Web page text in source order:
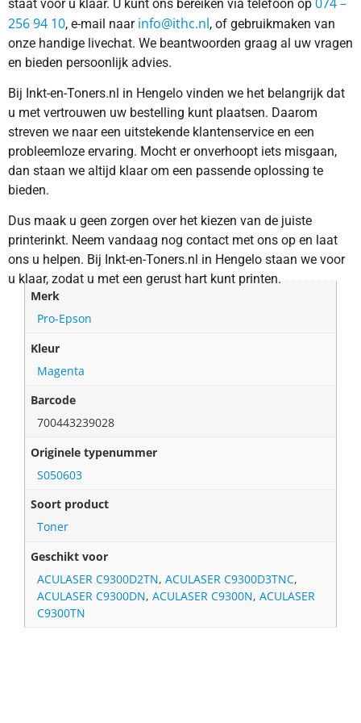
staat voor u klaar. U kunt ons bereiken via telefoon op
256 94 10, e-mail naar info@ithc.nl, of gebruikmaken van
onze handige livechat. We beantwoorden graag al uw vragen
en bieden persoonlijk advies.
Bij Inkt-en-Toners.nl in Hengelo vinden we het belangrijk dat
u met vertrouwen uw bestelling kunt plaatsen. Daarom
streven we naar een uitstekende klantenservice en een
probleemloze ervaring. Mocht er onverhoopt iets misgaan,
dan staan we altijd klaar om een passende oplossing te
bieden.
Dus maak u geen zorgen over het kiezen van de juiste
printerinkt. Neem vandaag nog contact met ons op en laat
ons u helpen. Bij Inkt-en-Toners.nl in Hengelo staan we voor
u klaar, zodat u met een gerust hart kunt printen.
Merk
Pro-Epson
Kleur
Magenta
Barcode
700443239028
Originele typenummer
S050603
Soort product
Toner
Geschikt voor
ACULASER C9300D2TN,ACULASER C9300D3TNC,
ACULASER C9300DN,ACULASER C9300N,ACULASER
C9300TN